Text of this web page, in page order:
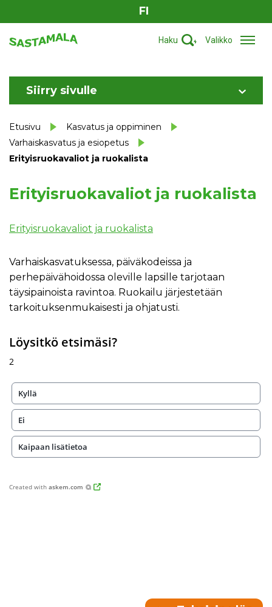
FI
Haku Valikko
Etusivu
Kasvatus ja oppiminen
Varhaiskasvatus ja esiopetus
Erityisruokavaliot ja ruokalista
Siirry sivulle
Erityisruokavaliot ja ruokalista
Erityisruokavaliot ja ruokalista
Varhaiskasvatuksessa, päiväkodeissa ja
perhepäivähoidossa oleville lapsille tarjotaan
täysipainoista ravintoa. Ruokailu järjestetään
tarkoituksenmukaisesti ja ohjatusti.
Löysitkö etsimäsi?
2
Kyllä
Ei
Kaipaan lisätietoa
Created with askem.com